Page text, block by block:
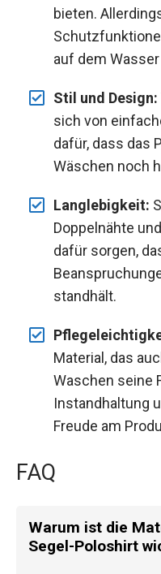
bieten.
auf dem
Stil und Design:
sich von
dafür, dass das
Wäschen noch
Langlebigkeit:
Doppelnähte
dafür sorgen,
standhält.
Material, das
Waschen seine
Instandhaltung
Freude am
FAQ
Warum ist die
Segel-Poloshirt